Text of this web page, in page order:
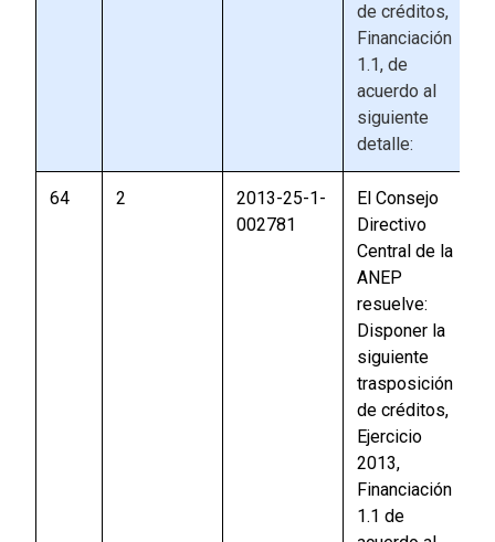
de créditos,
Financiación
1.1, de
acuerdo al
siguiente
detalle:
64 2
2013-25-1-
002781
El Consejo
Directivo
Central de la
ANEP
resuelve:
Disponer la
siguiente
trasposición
de créditos,
Ejercicio
2013,
Financiación
1.1 de